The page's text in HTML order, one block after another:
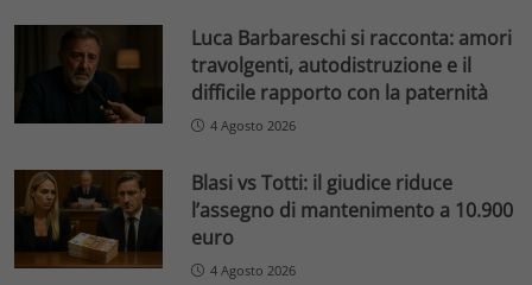
Luca Barbareschi si racconta: amori
travolgenti, autodistruzione e il
difficile rapporto con la paternità
4 Agosto 2026
Blasi vs Totti: il giudice riduce
l’assegno di mantenimento a 10.900
euro
4 Agosto 2026